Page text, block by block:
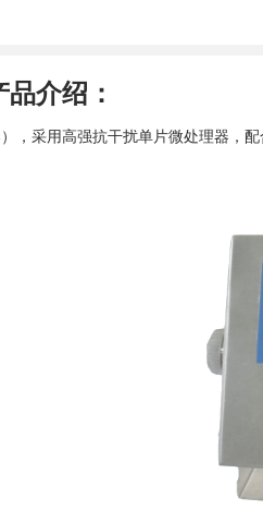
介绍：
，采用高强抗干扰单片微处理器，